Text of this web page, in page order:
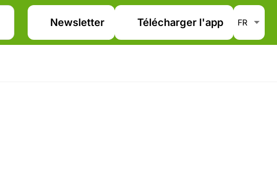
Newsletter Télécharger l'app